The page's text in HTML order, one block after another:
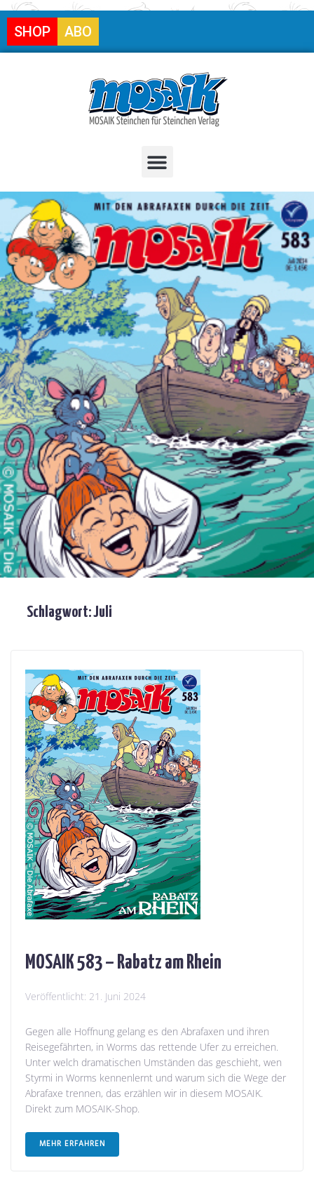
SHOP ABO
Schlagwort:Juli
MOSAIK 583 – Rabatz am Rhein
Veröffentlicht: 21. Juni 2024
Gegen alle Hoffnung gelang es den Abrafaxen und ihren
Reisegefährten, in Worms das rettende Ufer zu erreichen.
Unter welch dramatischen Umständen das geschieht, wen
Styrmi in Worms kennenlernt und warum sich die Wege der
Abrafaxe trennen, das erzählen wir in diesem MOSAIK.
Direkt zum MOSAIK-Shop.
MEHR ERFAHREN